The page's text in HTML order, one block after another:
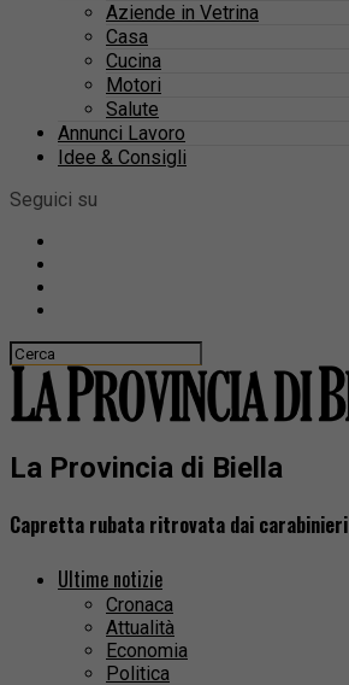
Aziende in Vetrina
Casa
Cucina
Motori
Salute
Annunci Lavoro
Idee & Consigli
Seguici su
La Provincia di Biella
Capretta rubata ritrovata dai carabinieri
Ultime notizie
Cronaca
Attualità
Economia
Politica